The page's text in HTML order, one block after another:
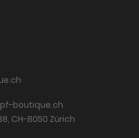
boutique.ch
CH-8050 Zürich